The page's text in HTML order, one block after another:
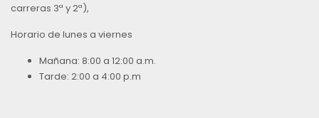
carreras 3ª y 2ª),
Horario de lunes a viernes
Mañana: 8:00 a 12:00 a.m.
Tarde: 2:00 a 4:00 p.m